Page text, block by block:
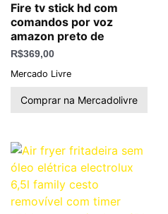
Fire tv stick hd com
comandos por voz
amazon preto de
R$369,00
Mercado Livre
Comprar na Mercadolivre